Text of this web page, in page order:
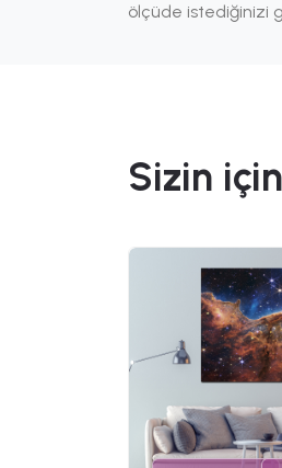
ölçüde istediğinizi
Sizin